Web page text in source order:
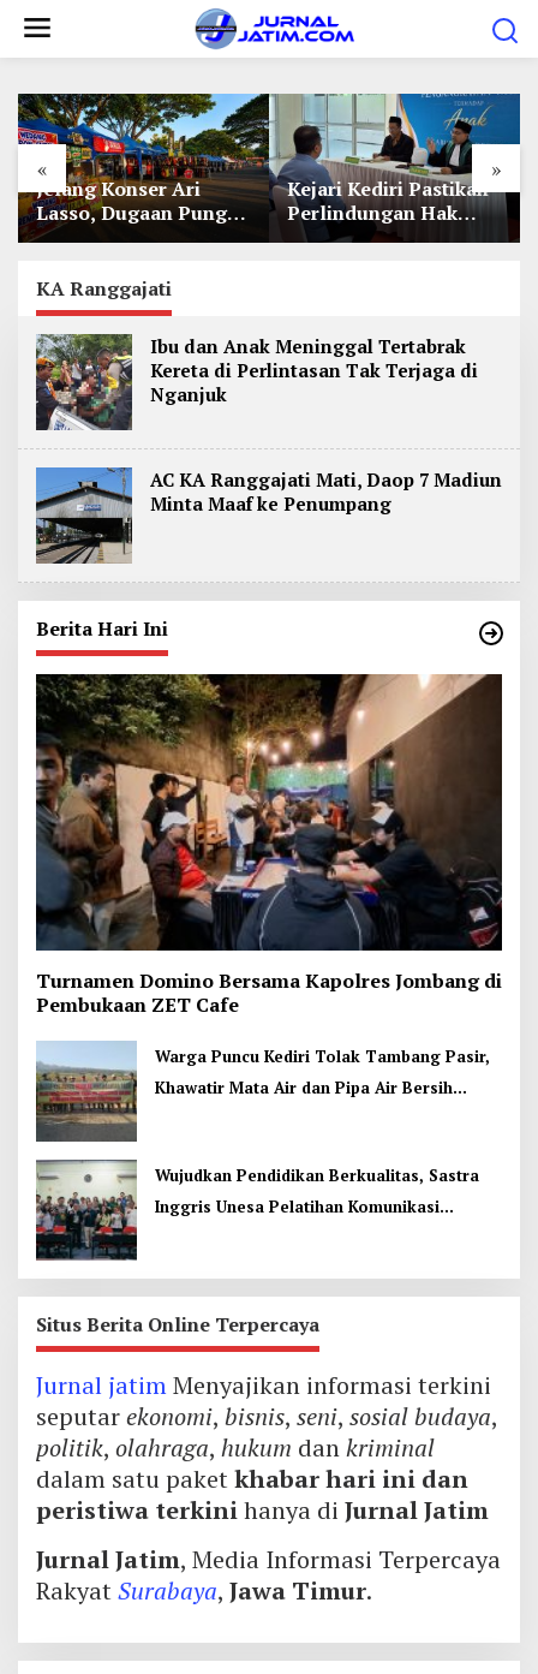
« »
Jelang Konser Ari
Lasso, Dugaan Pungli
Lapak UMKM di Hari
Kejari Kediri Pastikan
Perlindungan Hak
Anak Lewat Penetapan
KA Ranggajati
Ibu dan Anak Meninggal Tertabrak
Kereta di Perlintasan Tak Terjaga di
Nganjuk
AC KA Ranggajati Mati, Daop 7 Madiun
Minta Maaf ke Penumpang
Berita Hari Ini
Turnamen Domino Bersama Kapolres Jombang di
Pembukaan ZET Cafe
Warga Puncu Kediri Tolak Tambang Pasir,
Khawatir Mata Air dan Pipa Air Bersih
Wujudkan Pendidikan Berkualitas, Sastra
Inggris Unesa Pelatihan Komunikasi
Situs Berita Online Terpercaya
Jurnal jatimMenyajikan informasi terkini
seputarekonomi, bisnis, seni, sosial budaya,
politik, olahraga, hukum dankriminal
dalam satu paketkhabar hari ini dan
peristiwa terkinihanya di Jurnal Jatim
Jurnal Jatim, Media Informasi Terpercaya
RakyatSurabaya, Jawa Timur.